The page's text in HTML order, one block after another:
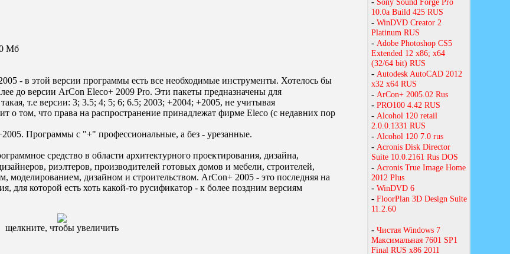
Мб
- в этой версии программы есть все необходимые инструменты. Хотелось бы
до версии ArCon Eleco+ 2009 Pro. Эти пакеты предназначены для
т.е версии: 3; 3.5; 4; 5; 6; 6.5; 2003; +2004; +2005, не учитывая
о том, что права на распространение принадлежат фирме Eleco (с недавних пор
Программы с "+" профессиональные, а без - урезанные.
средство в области архитектурного проектирования, дизайна,
риэлтеров, производителей готовых домов и мебели, строителей,
моделированием, дизайном и строительством. ArCon+ 2005 - это последняя на
для которой есть хоть какой-то русификатор - к более поздним версиям
щелкните, чтобы увеличить